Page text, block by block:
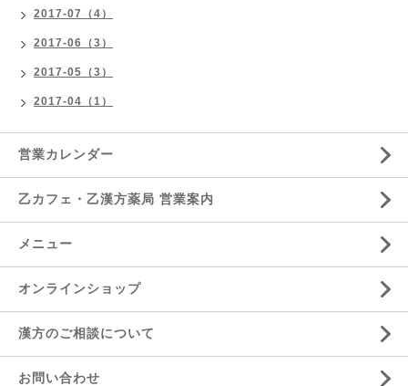
2017-07（4）
2017-06（3）
2017-05（3）
2017-04（1）
営業カレンダー
乙カフェ・乙漢方薬局 営業案内
メニュー
オンラインショップ
漢方のご相談について
お問い合わせ